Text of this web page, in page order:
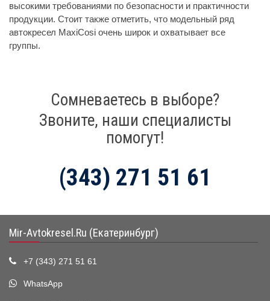
высокими требованиями по безопасности и практичности
продукции. Стоит также отметить, что модельный ряд
автокресел MaxiCosi очень широк и охватывает все
группы.
Сомневаетесь в выборе?
Звоните, наши специалисты
помогут!
(343) 271 51 61
Mir-Avtokresel.Ru (Екатеринбург)
+7 (343) 271 51 61
WhatsApp